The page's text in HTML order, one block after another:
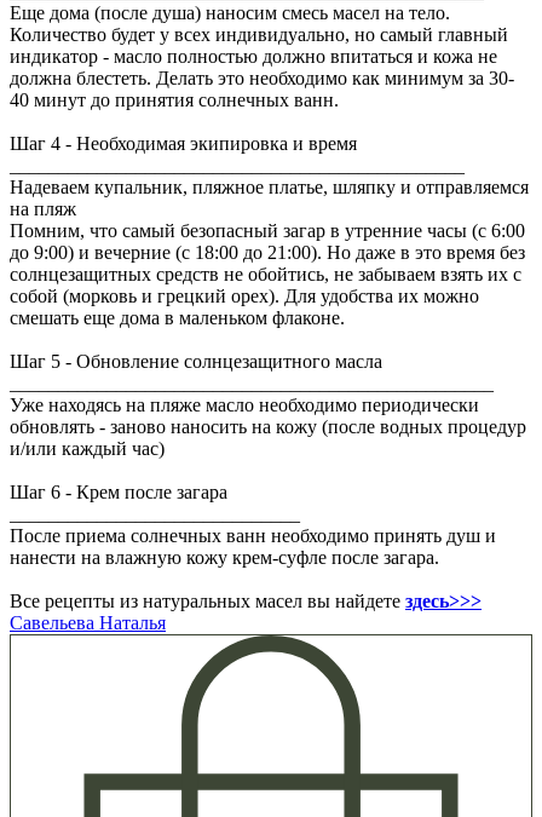
Еще дома (после душа) наносим смесь масел на тело.
Количество будет у всех индивидуально, но самый главный
индикатор - масло полностью должно впитаться и кожа не
должна блестеть. Делать это необходимо как минимум за 30-
40 минут до принятия солнечных ванн.
Шаг 4 - Необходимая экипировка и время
Надеваем купальник, пляжное платье, шляпку и отправляемся
на пляж
Помним, что самый безопасный загар в утренние часы (с 6:00
до 9:00) и вечерние (с 18:00 до 21:00). Но даже в это время без
солнцезащитных средств не обойтись, не забываем взять их с
собой (морковь и грецкий орех). Для удобства их можно
смешать еще дома в маленьком флаконе.
Шаг 5 - Обновление солнцезащитного масла
Уже находясь на пляже масло необходимо периодически
обновлять - заново наносить на кожу (после водных процедур
и/или каждый час)
Шаг 6 - Крем после загара
После приема солнечных ванн необходимо принять душ и
нанести на влажную кожу крем-суфле после загара.
Все рецепты из натуральных масел вы найдете здесь>>>
Савельева Наталья